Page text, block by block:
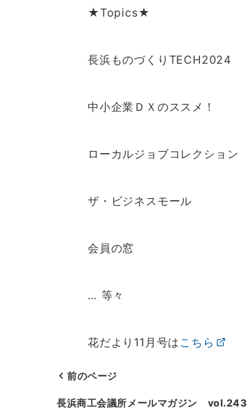
★Topics★
長浜ものづくりTECH2024
中小企業ＤＸのススメ！
ローカルジョブコレクション
ザ・ビジネスモール
会員の窓
… 等々
花だより11月号は こちら
投
前のページ
長浜商工会議所メールマガジン vol.243